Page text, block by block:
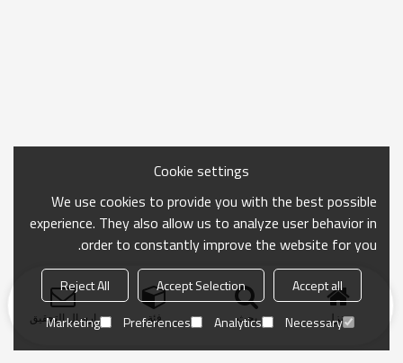
منزل بحث فئة ارسال التحقيق
Cookie settings
We use cookies to provide you with the best possible
experience. They also allow us to analyze user behavior in
order to constantly improve the website for you.
Accept all
Accept Selection
Reject All
Necessary
Analytics
Preferences
Marketing